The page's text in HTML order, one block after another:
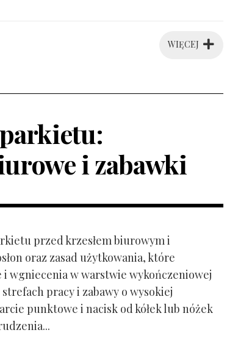
WIĘCEJ
i zabawki
przed krzesłem biurowym i
oraz zasad użytkowania, które
wgniecenia w warstwie wykończeniowej
pracy i zabawy o wysokiej
punktowe i nacisk od kółek lub nóżek